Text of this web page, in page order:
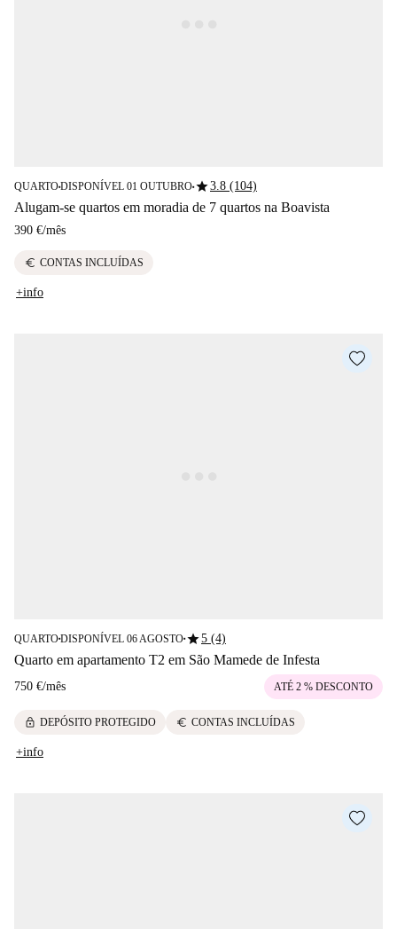
QUARTO■DISPONÍVEL 01 OUTUBRO■star3.8 (104)
Alugam-se quartos em moradia de 7 quartos na Boavista
390 €/mês
euro CONTAS INCLUÍDAS
+info
QUARTO■DISPONÍVEL 06 AGOSTO■star5 (4)
Quarto em apartamento T2 em São Mamede de Infesta
750 €/mês ATÉ 2 % DESCONTO
lock DEPÓSITO PROTEGIDO euro CONTAS INCLUÍDAS
+info